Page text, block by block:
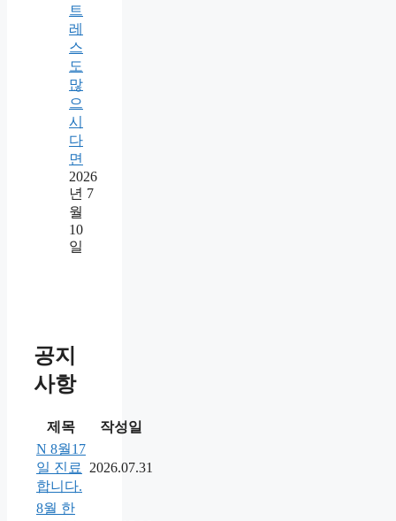
트
레
스
도
많
으
시
다
면
2026
년 7
월
10
일
공지
사항
제목
작성일
N 8월17
일 진료
합니다.
2026.07.31
8월 한